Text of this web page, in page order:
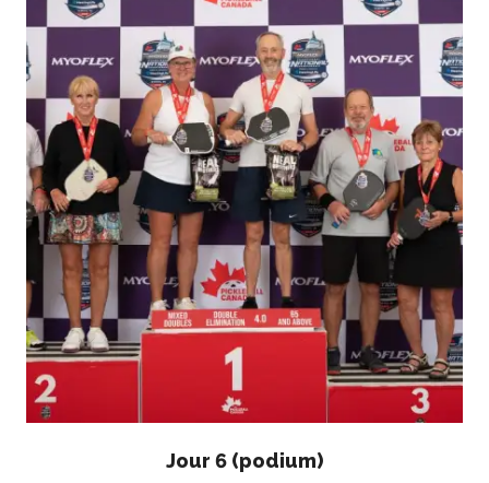
Compléments
d’assurance
Bulletins d’assurance
Partenaires nationaux
Solutions
numériques/logicielles
Jour 6 (podium)